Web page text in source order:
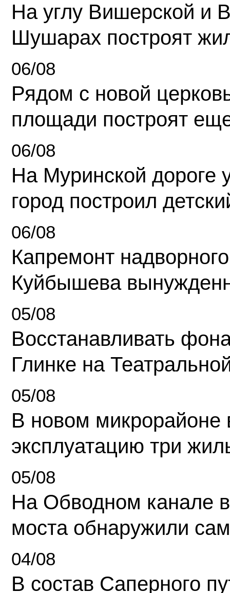
На углу Вишерской и
Шушарах построят
06/08
Рядом с новой
площади построят
06/08
На Муринской дороге
город построил
06/08
Капремонт
Куйбышева
05/08
Восстанавливать
Глинке на
05/08
В новом микрорайоне
эксплуатацию три
05/08
На Обводном канале
моста обнаружили
04/08
В состав Саперного